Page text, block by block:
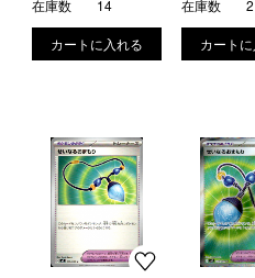
在庫数 14 在庫数 2